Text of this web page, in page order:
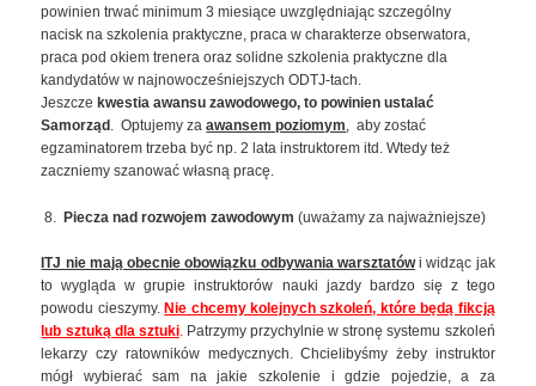
powinien trwać minimum 3 miesiące uwzględniając szczególny
nacisk na szkolenia praktyczne, praca w charakterze obserwatora,
praca pod okiem trenera oraz solidne szkolenia praktyczne dla
kandydatów w najnowocześniejszych ODTJ-tach.
Jeszcze kwestia awansu zawodowego, to powinien ustalać
Samorząd . Optujemy zaawansem poziomym, aby zostać
egzaminatorem trzeba być np. 2 lata instruktorem itd. Wtedy też
zaczniemy szanować własną pracę.
Piecza nad rozwojem zawodowym (uważamy za najważniejsze)
ITJ nie mają obecnie obowiązku odbywania warsztatówi widząc jak
to wygląda w grupie instruktorów nauki jazdy bardzo się z tego
powodu cieszymy.Nie chcemy kolejnych szkoleń, które będą fikcją
lub sztuką dla sztuki. Patrzymy przychylnie w stronę systemu szkoleń
lekarzy czy ratowników medycznych. Chcielibyśmy żeby instruktor
mógł wybierać sam na jakie szkolenie i gdzie pojedzie, a za